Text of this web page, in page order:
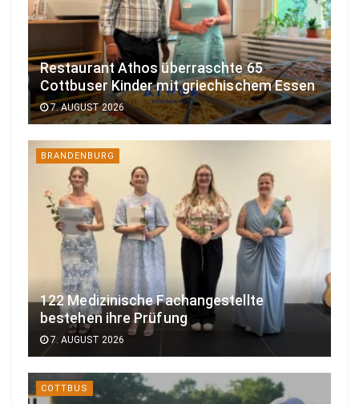
Restaurant Athos überraschte 65
Cottbuser Kinder mit griechischem Essen
7. AUGUST 2026
BRANDENBURG
122 Medizinische Fachangestellte
bestehen ihre Prüfung
7. AUGUST 2026
COTTBUS